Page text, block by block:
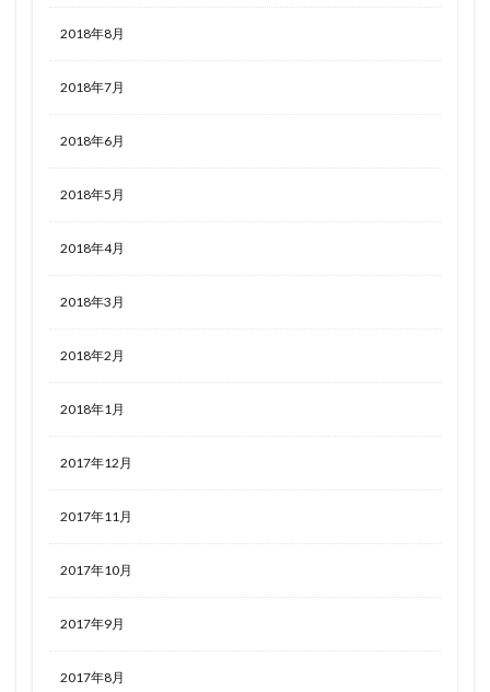
2018年8月
2018年7月
2018年6月
2018年5月
2018年4月
2018年3月
2018年2月
2018年1月
2017年12月
2017年11月
2017年10月
2017年9月
2017年8月